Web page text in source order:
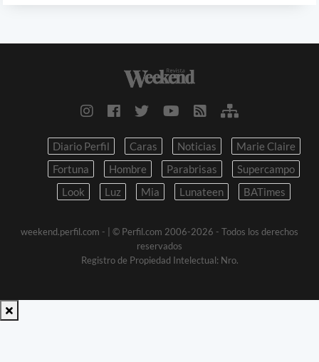
Diario Perfil Caras Noticias
Marie Claire
Fortuna
Hombre Parabrisas
Supercampo
Look
Luz Mia Lunateen BATimes
weekend.perfil.com -
| © Perfil.com 2006-2026 - Todos los derechos
reservados
Registro de Propiedad Intelectual: Nro.